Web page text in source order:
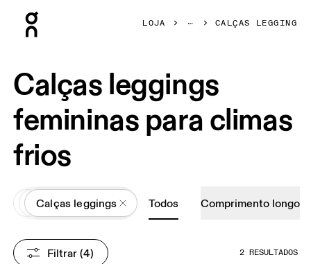
LOJA CALÇAS LEGGING
Calças leggings
femininas para climas
frios
AllRoupas
Calças leggings Todos Comprimento longo
Filtrar (4) 2 RESULTADOS